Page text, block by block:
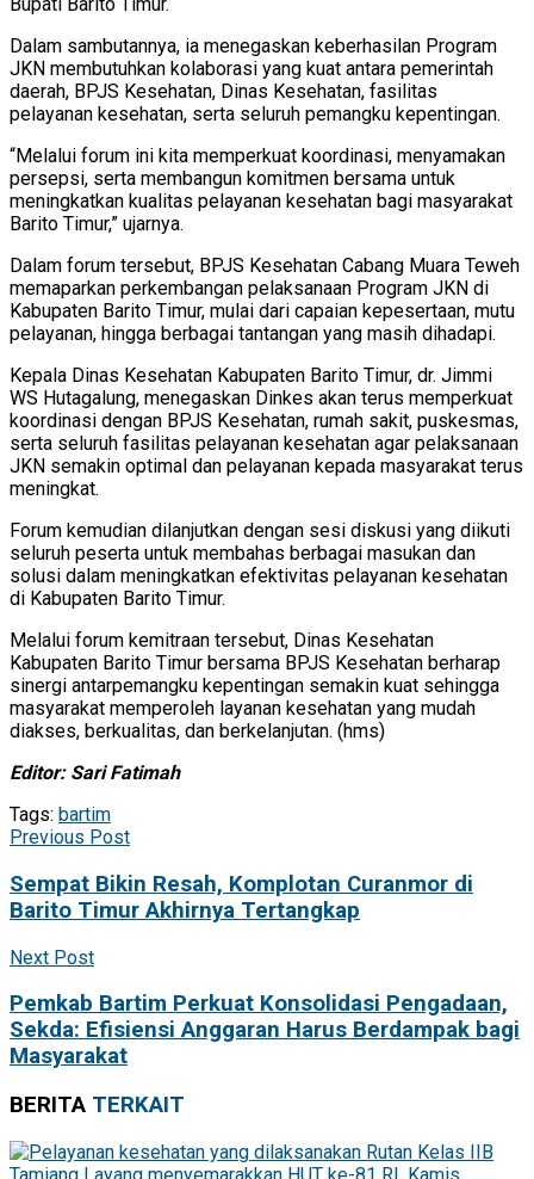
Dalam sambutannya, ia menegaskan keberhasilan Program
JKN membutuhkan kolaborasi yang kuat antara pemerintah
daerah, BPJS Kesehatan, Dinas Kesehatan, fasilitas
pelayanan kesehatan, serta seluruh pemangku kepentingan.
“Melalui forum ini kita memperkuat koordinasi, menyamakan
persepsi, serta membangun komitmen bersama untuk
meningkatkan kualitas pelayanan kesehatan bagi masyarakat
Barito Timur,” ujarnya.
Dalam forum tersebut, BPJS Kesehatan Cabang Muara Teweh
memaparkan perkembangan pelaksanaan Program JKN di
Kabupaten Barito Timur, mulai dari capaian kepesertaan, mutu
pelayanan, hingga berbagai tantangan yang masih dihadapi.
Kepala Dinas Kesehatan Kabupaten Barito Timur, dr. Jimmi
WS Hutagalung, menegaskan Dinkes akan terus memperkuat
koordinasi dengan BPJS Kesehatan, rumah sakit, puskesmas,
serta seluruh fasilitas pelayanan kesehatan agar pelaksanaan
JKN semakin optimal dan pelayanan kepada masyarakat terus
meningkat.
Forum kemudian dilanjutkan dengan sesi diskusi yang diikuti
seluruh peserta untuk membahas berbagai masukan dan
solusi dalam meningkatkan efektivitas pelayanan kesehatan
di Kabupaten Barito Timur.
Melalui forum kemitraan tersebut, Dinas Kesehatan
Kabupaten Barito Timur bersama BPJS Kesehatan berharap
sinergi antarpemangku kepentingan semakin kuat sehingga
masyarakat memperoleh layanan kesehatan yang mudah
diakses, berkualitas, dan berkelanjutan. (hms)
Editor: Sari Fatimah
Tags: bartim
Previous Post
Sempat Bikin Resah, Komplotan Curanmor di
Barito Timur Akhirnya Tertangkap
Next Post
Pemkab Bartim Perkuat Konsolidasi Pengadaan,
Sekda: Efisiensi Anggaran Harus Berdampak bagi
Masyarakat
BERITA TERKAIT